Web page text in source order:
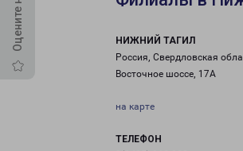
НИЖНИЙ ТАГИЛ
Россия, Свердловская
Восточное шоссе, 17А
на карте
ТЕЛЕФОН